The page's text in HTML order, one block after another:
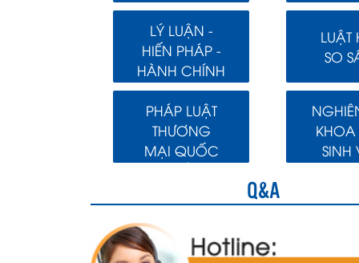
LÝ LUẬN -
HIẾN PHÁP -
HÀNH CHÍNH
LUẬT
SO
PHÁP LUẬT
THƯƠNG
MẠI QUỐC
SINH
Q&A